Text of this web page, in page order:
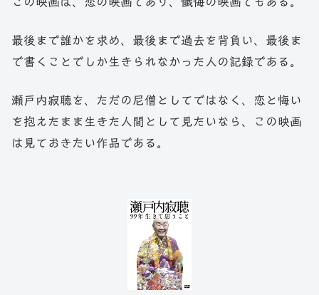
最後まで誰かを求め、最後まで過去を背負い、最後ま
で書くことでしか生きられなかった人の記録である。
瀬戸内寂聴を、ただの尼僧としてではなく、恋と悔い
を抱えたまま生きた人間として見たいなら、この映画
は見ておきたい作品である。